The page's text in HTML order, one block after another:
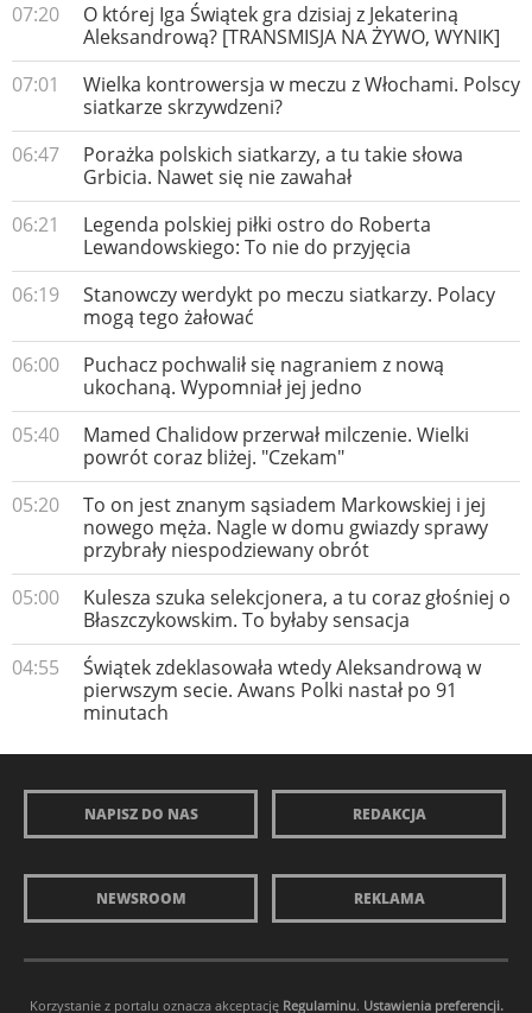
07:20
O której Iga Świątek gra dzisiaj z Jekateriną
Aleksandrową? [TRANSMISJA NA ŻYWO, WYNIK]
07:01
Wielka kontrowersja w meczu z Włochami. Polscy
siatkarze skrzywdzeni?
06:47
Porażka polskich siatkarzy, a tu takie słowa
Grbicia. Nawet się nie zawahał
06:21
Legenda polskiej piłki ostro do Roberta
Lewandowskiego: To nie do przyjęcia
06:19
Stanowczy werdykt po meczu siatkarzy. Polacy
mogą tego żałować
06:00
Puchacz pochwalił się nagraniem z nową
ukochaną. Wypomniał jej jedno
05:40
Mamed Chalidow przerwał milczenie. Wielki
powrót coraz bliżej. "Czekam"
05:20
To on jest znanym sąsiadem Markowskiej i jej
nowego męża. Nagle w domu gwiazdy sprawy
przybrały niespodziewany obrót
05:00
Kulesza szuka selekcjonera, a tu coraz głośniej o
Błaszczykowskim. To byłaby sensacja
04:55
Świątek zdeklasowała wtedy Aleksandrową w
pierwszym secie. Awans Polki nastał po 91
minutach
NAPISZ DO NAS REDAKCJA
NEWSROOM REKLAMA
Korzystanie z portalu oznacza akceptację Regulaminu. Ustawienia preferencji.